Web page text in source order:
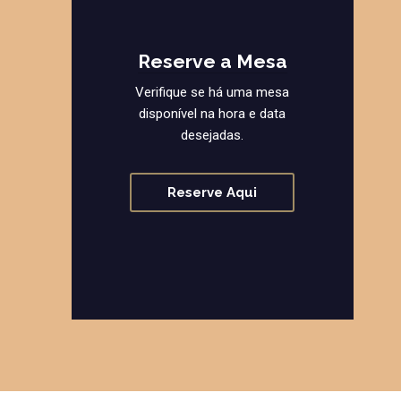
Reserve a Mesa
Verifique se há uma mesa
disponível na hora e data
desejadas.
Reserve Aqui